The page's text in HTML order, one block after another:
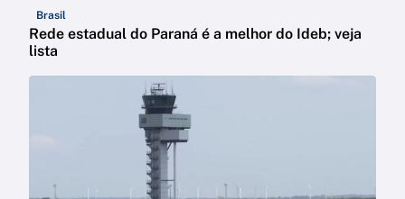
Brasil
Rede estadual do Paraná é a melhor do Ideb; veja
lista